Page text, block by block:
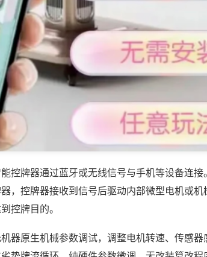
控牌器通过蓝牙或无线信号与手机等设备连接
，控牌器接收到信号后驱动内部微型电机或机
控牌目的。
器原生机械参数调试，调整电机转速、传感